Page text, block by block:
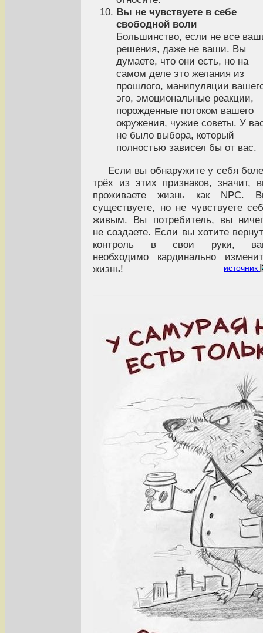
Вы не чувствуете в себе
свободной воли
Большинство, если не все
решения, даже не ваши. Вы
думаете, что они есть, но на
самом деле это желания из
прошлого, манипуляции
эго, эмоциональные реакции,
порожденные потоком вашего
окружения, чужие советы. У
не было выбора, который
полностью зависел бы от вас.
Если вы обнаружите у себя
трёх из этих признаков, значит,
проживаете жизнь как NPC.
существуете, но не чувствуете
живым. Вы потребитель, вы
не создаете. Если вы хотите
контроль в свои руки,
необходимо кардинально
жизнь!
источник